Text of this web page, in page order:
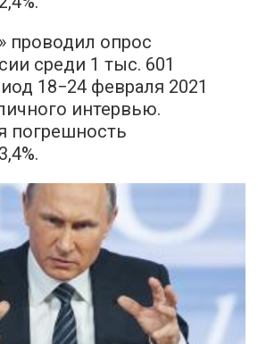
проводил опрос
среди 1 тыс. 601
18−24 февраля 2021
интервью.
погрешность